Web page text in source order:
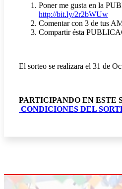
Poner me gusta en la
http://bit.ly/2r2bWUw
Comentar con 3 de tus
Compartir ésta
El sorteo se realizara el 31 de
PARTICIPANDO EN ESTE
CONDICIONES DEL